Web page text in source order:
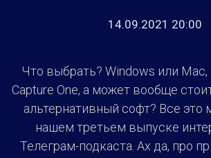
14.09.2021 20:00
Что выбрать? Windows или
Capture One, а может вообще
альтернативный софт? Все
нашем третьем выпуске
Телеграм-подкаста. Ах да, про